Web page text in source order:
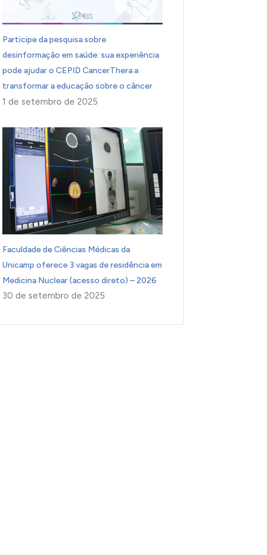
Participe da pesquisa sobre
desinformação em saúde: sua experiência
pode ajudar o CEPID CancerThera a
transformar a educação sobre o câncer
1 de setembro de 2025
Faculdade de Ciências Médicas da
Unicamp oferece 3 vagas de residência em
Medicina Nuclear (acesso direto) – 2026
30 de setembro de 2025